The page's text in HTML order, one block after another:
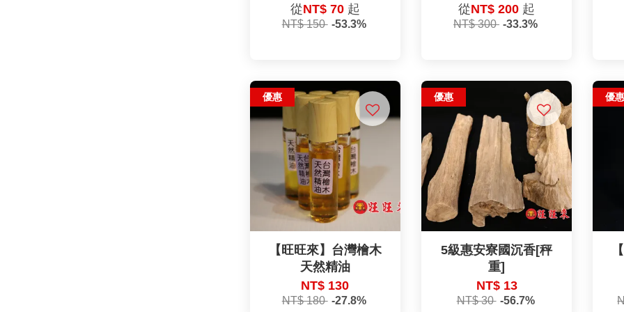
從NT$ 70 起
NT$ 150 -53.3%
從NT$ 200 起
NT$ 300 -33.3%
優惠
【旺旺來】台灣檜木
天然精油
NT$ 130
NT$ 180 -27.8%
優惠
5級惠安寮國沉香[秤
重]
NT$ 13
NT$ 30 -56.7%
優